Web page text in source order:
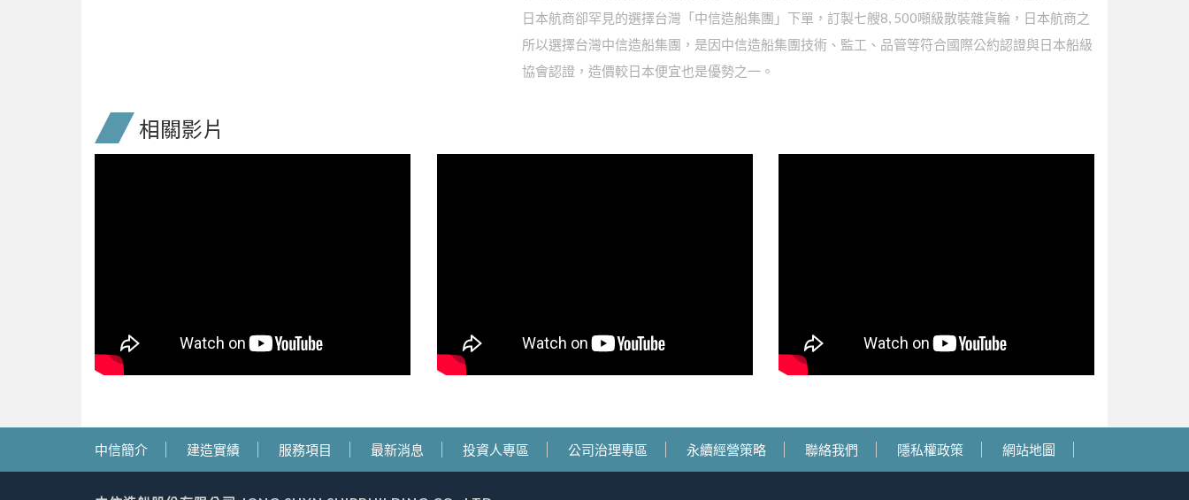
日本航商卻罕見的選擇台灣「中信造船集團」下單，訂製七艘8, 500噸級散裝雜貨輪，日本航商之
所以選擇台灣中信造船集團，是因中信造船集團技術、監工、品管等符合國際公約認證與日本船級
協會認證，造價較日本便宜也是優勢之一。
相關影片
中信簡介 建造實績 服務項目 最新消息 投資人專區 公司治理專區 永續經營策略 聯絡我們 隱私權政策 網站地圖